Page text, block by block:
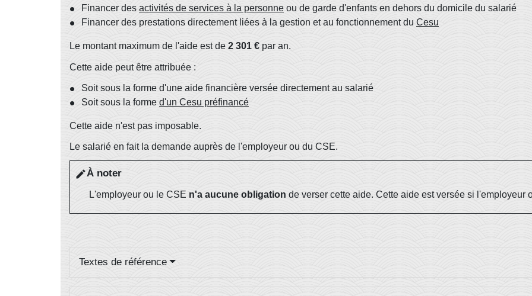
Financer des activités de services à la personne ou de garde d'enfants en dehors du domicile du salarié
Financer des prestations directement liées à la gestion et au fonctionnement du Cesu
Le montant maximum de l'aide est de 2 301 € par an.
Cette aide peut être attribuée :
Soit sous la forme d'une aide financière versée directement au salarié
Soit sous la forme d'un Cesu préfinancé
Cette aide n'est pas imposable.
Le salarié en fait la demande auprès de l'employeur ou du CSE.
editÀ noter
L'employeur ou le CSE n'a aucune obligation de verser cette aide. Cette aide est versée si l'employeur
Textes de référence